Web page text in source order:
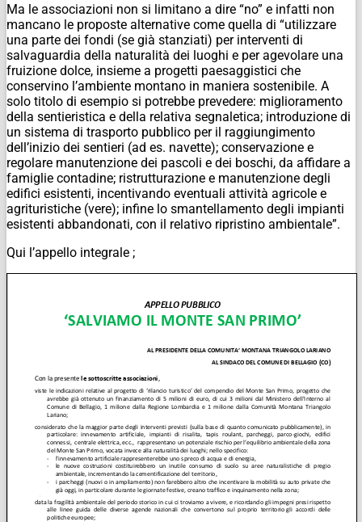
Ma le associazioni non si limitano a dire “no” e infatti non
mancano le proposte alternative come quella di “utilizzare
una parte dei fondi (se già stanziati) per interventi di
salvaguardia della naturalità dei luoghi e per agevolare una
fruizione dolce, insieme a progetti paesaggistici che
conservino l’ambiente montano in maniera sostenibile. A
solo titolo di esempio si potrebbe prevedere: miglioramento
della sentieristica e della relativa segnaletica; introduzione di
un sistema di trasporto pubblico per il raggiungimento
dell’inizio dei sentieri (ad es. navette); conservazione e
regolare manutenzione dei pascoli e dei boschi, da affidare a
famiglie contadine; ristrutturazione e manutenzione degli
edifici esistenti, incentivando eventuali attività agricole e
agrituristiche (vere); infine lo smantellamento degli impianti
esistenti abbandonati, con il relativo ripristino ambientale”.
Qui l’appello integrale ;